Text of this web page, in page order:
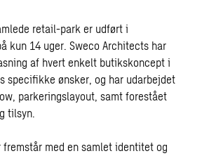
retail-park er udført i
kun 14 uger. Sweco Architects har
af hvert enkelt butikskoncept i
specifikke ønsker, og har udarbejdet
parkeringslayout, samt forestået
tilsyn.
fremstår med en samlet identitet og